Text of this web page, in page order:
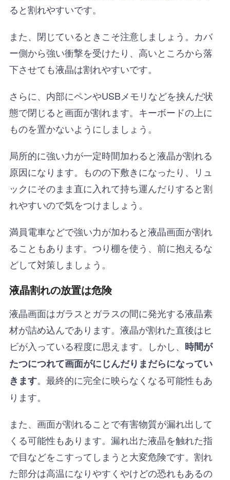
ると割れやすいです。
また、閉じているときこそ注意しましょう。カバ
ー側から強い衝撃を受けたり、高いところから落
下させても液晶は割れやすいです。
さらに、内部にペンやUSBメモリなどを挟んだ状
態で閉じると画面が割れます。キーボードの上に
ものを置かないようにしましょう。
局所的に強い力が一定時間加わると液晶が割れる
原因になります。ものの下敷きになったり、リュ
ックにそのまま直に入れて持ち運んだりすると割
れやすいので気をつけましょう。
満員電車などで強い力が加わると液晶画面が割れ
ることもあります。つり棚を使う、前に抱えるな
どして対策しましょう。
液晶割れの放置は危険
液晶画面はガラスとガラスの間に発光する液晶素
材が詰め込んであります。液晶が割れた直後はヒ
ビが入っている程度に思えます。しかし、 時間が
たつにつれて画面がにじんだりまだらになってい
きます。最終的に完全に映らなくなる可能性もあ
ります。
また、画面が割れることで有害物質が漏れ出して
くる可能性もあります。漏れ出た液晶を触れた指
で目などをこすってしまうと大変危険です。割れ
た部分は高温になりやすくやけどの恐れもあるの